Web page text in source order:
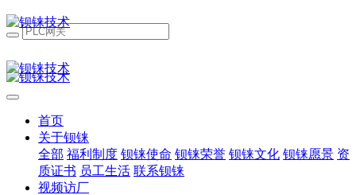
首页
关于钡铼
全部 福利制度 钡铼使命 钡铼荣誉 钡铼文化 钡铼愿景 资
质证书 员工生活 联系钡铼
视频访厂